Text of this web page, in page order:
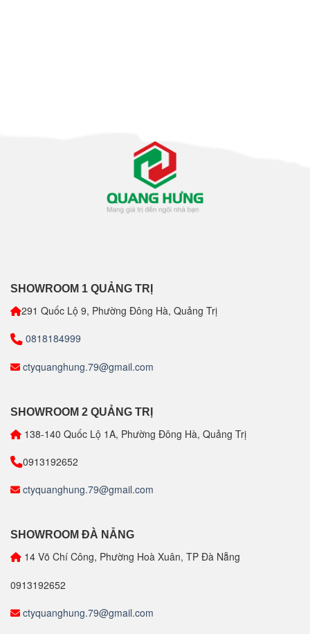
SHOWROOM 1 QUẢNG TRỊ
291 Quốc Lộ 9, Phường Đông Hà, Quảng Trị
0818184999
ctyquanghung.79@gmail.com
SHOWROOM 2 QUẢNG TRỊ
138-140 Quốc Lộ 1A, Phường Đông Hà, Quảng Trị
0913192652
ctyquanghung.79@gmail.com
SHOWROOM ĐÀ NẴNG
14 Võ Chí Công, Phường Hoà Xuân, TP Đà Nẵng
0913192652
ctyquanghung.79@gmail.com